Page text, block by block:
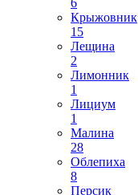
6
Крыжовник
15
Лещина
2
Лимонник
1
Лициум
1
Малина
28
Облепиха
8
Персик